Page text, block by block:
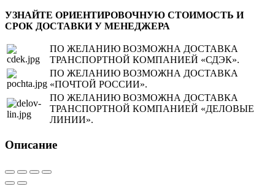
УЗНАЙТЕ ОРИЕНТИРОВОЧНУЮ СТОИМОСТЬ И
СРОК ДОСТАВКИ У МЕНЕДЖЕРА
ПО ЖЕЛАНИЮ ВОЗМОЖНА ДОСТАВКА
ТРАНСПОРТНОЙ КОМПАНИЕЙ «СДЭК».
ПО ЖЕЛАНИЮ ВОЗМОЖНА ДОСТАВКА
«ПОЧТОЙ РОССИИ».
ПО ЖЕЛАНИЮ ВОЗМОЖНА ДОСТАВКА
ТРАНСПОРТНОЙ КОМПАНИЕЙ «ДЕЛОВЫЕ
ЛИНИИ».
Описание